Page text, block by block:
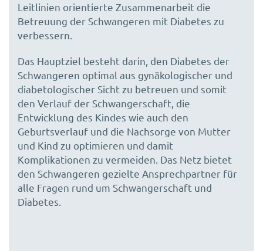
Leitlinien orientierte Zusammenarbeit die
Betreuung der Schwangeren mit Diabetes zu
verbessern.
Das Hauptziel besteht darin, den Diabetes der
Schwangeren optimal aus gynäkologischer und
diabetologischer Sicht zu betreuen und somit
den Verlauf der Schwangerschaft, die
Entwicklung des Kindes wie auch den
Geburtsverlauf und die Nachsorge von Mutter
und Kind zu optimieren und damit
Komplikationen zu vermeiden. Das Netz bietet
den Schwangeren gezielte Ansprechpartner für
alle Fragen rund um Schwangerschaft und
Diabetes.